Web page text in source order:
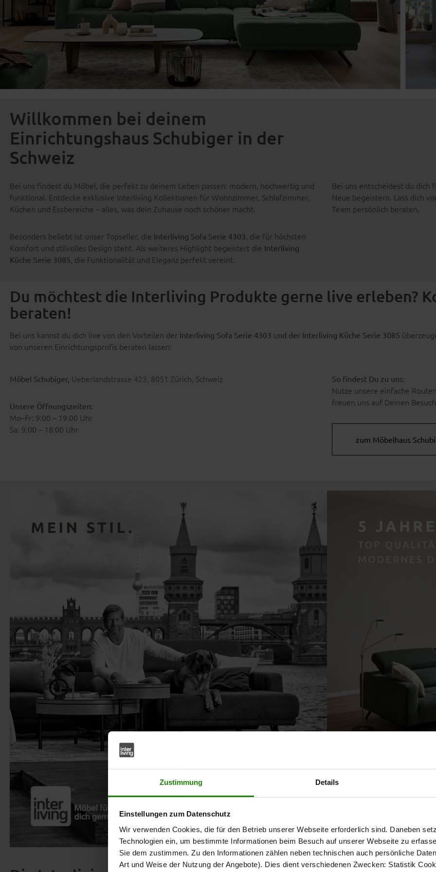
Zustimmung Details
Einstellungen zum Datenschutz
Wir verwenden Cookies, die für den Betrieb unserer Webseite erforderlich sind. Daneben
Technologien ein, um bestimmte Informationen beim Besuch auf unserer Webseite zu
Sie dem zustimmen. Zu den Informationen zählen neben technischen auch persönliche
Art und Weise der Nutzung der Angebote). Dies dient verschiedenen Zwecken: Statistik
Willkommen bei deinem
Einrichtungshaus Schubiger in der
Schweiz
Bei uns findest du Möbel, die perfekt zu deinem Leben passen: modern, hochwertig und
funktional. Entdecke exklusive Interliving Kollektionen für Wohnzimmer, Schlafzimmer,
Küchen und Essbereiche – alles, was dein Zuhause noch schöner macht.
Besonders beliebt ist unser Topseller, die Interliving Sofa Serie 4303, die für höchsten
Komfort und stilvolles Design steht. Als weiteres Highlight begeistert die Interliving
Küche Serie 3085, die Funktionalität und Eleganz perfekt vereint.
Bei uns entscheidest du dich
Neue begeistern. Lass dich
Team persönlich beraten.
Du möchtest die Interliving Produkte gerne live erleben?
beraten!
Bei uns kannst du dich live von den Vorteilen der Interliving Sofa Serie 4303 und der Interliving Küche Serie 3085
von unseren Einrichtungsprofis beraten lassen:
Möbel Schubiger, Ueberlandstrasse 423, 8051 Zürich, Schweiz
Unsere Öffnungszeiten:
Mo–Fr: 9:00 – 19:00 Uhr
Sa: 9:00 – 18:00 Uhr
So findest Du zu uns:
Nutze unsere einfache
freuen uns auf Deinen
zum Möbelhaus